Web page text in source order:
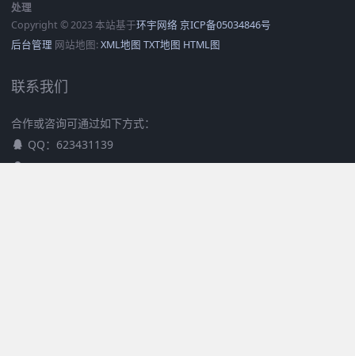
处理
Copyright © 2023 本站基于环宇网络 京ICP备05034846号
后台管理 网站地图:XML地图 TXT地图 HTML图
联系我们
合作或咨询可通过如下方式：
QQ：623431139
QQ：372192674